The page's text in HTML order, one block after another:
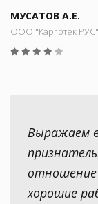
МУСАТОВ А.Е.
ООО "Карготек
Выражаем
отношение
хорошие